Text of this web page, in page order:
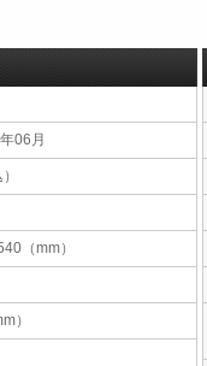
06月
（mm）
）